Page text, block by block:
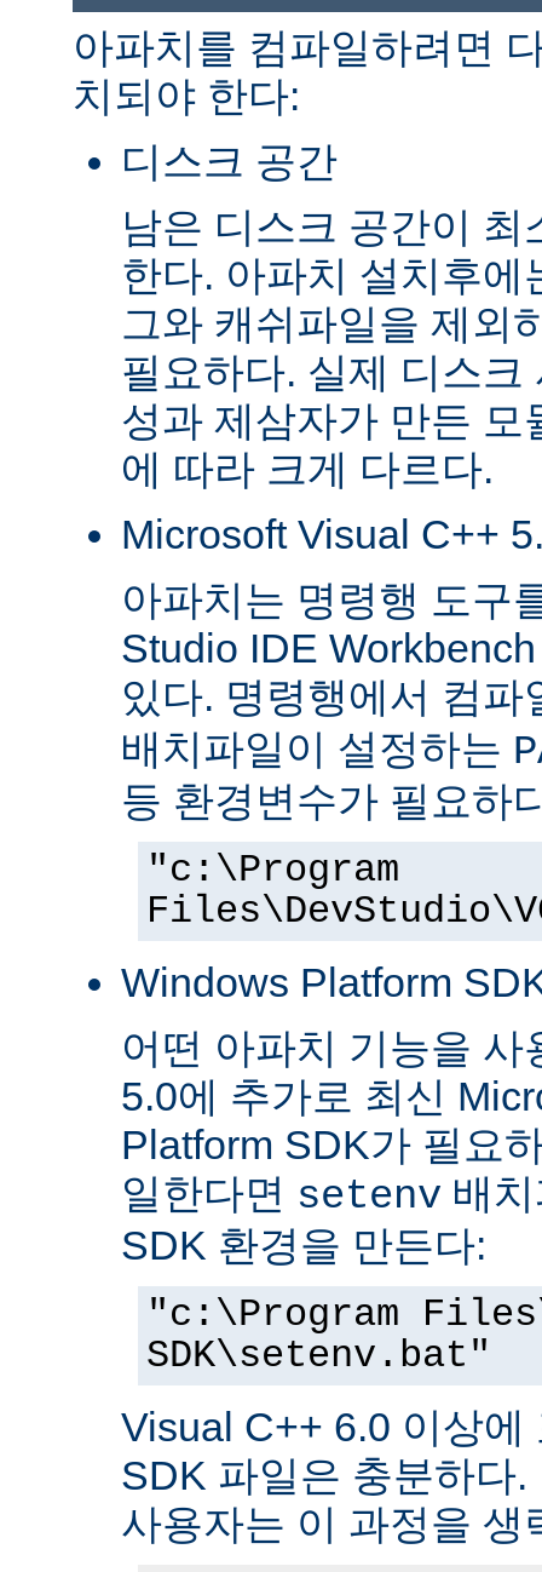
아파치를 컴파일하려면
치되야 한다:
디스크 공간
남은 디스크 공간이
한다. 아파치 설치후에
그와 캐쉬파일을 제외
필요하다. 실제 디스크
성과 제삼자가 만든 모
에 따라 크게 다르다.
Microsoft Visual C++
아파치는 명령행 도구
Studio IDE
있다. 명령행에서 컴
배치파일이 설정하는
등 환경변수가 필요하
"c:\Program
Windows Platform
어떤 아파치 기능을
5.0에 추가로 최신
Platform SDK가 필요
일한다면 setenv 배
SDK 환경을 만든다:
"c:\Program
SDK\setenv.bat"
Visual C++ 6.0 이상에
SDK 파일은 충분하다
사용자는 이 과정을 생